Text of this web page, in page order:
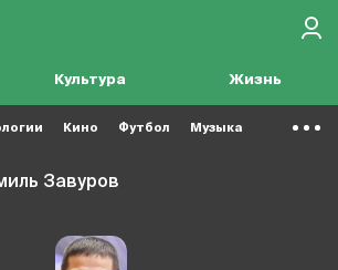
Культура Жизнь
Кино Футбол Музыка
Завуров